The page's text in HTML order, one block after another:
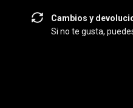
Cambios y
Si no te gusta,